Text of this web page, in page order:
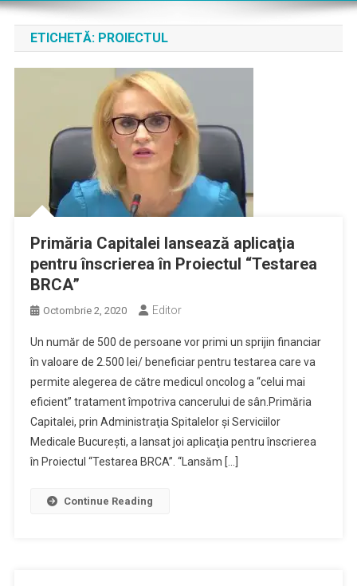
ETICHETĂ: PROIECTUL
Primăria Capitalei lansează aplicaţia
pentru înscrierea în Proiectul “Testarea
BRCA”
Octombrie 2, 2020 Editor
Un număr de 500 de persoane vor primi un sprijin financiar
în valoare de 2.500 lei/ beneficiar pentru testarea care va
permite alegerea de către medicul oncolog a “celui mai
eficient” tratament împotriva cancerului de sân.Primăria
Capitalei, prin Administraţia Spitalelor şi Serviciilor
Medicale Bucureşti, a lansat joi aplicaţia pentru înscrierea
în Proiectul “Testarea BRCA”. “Lansăm […]
Continue Reading